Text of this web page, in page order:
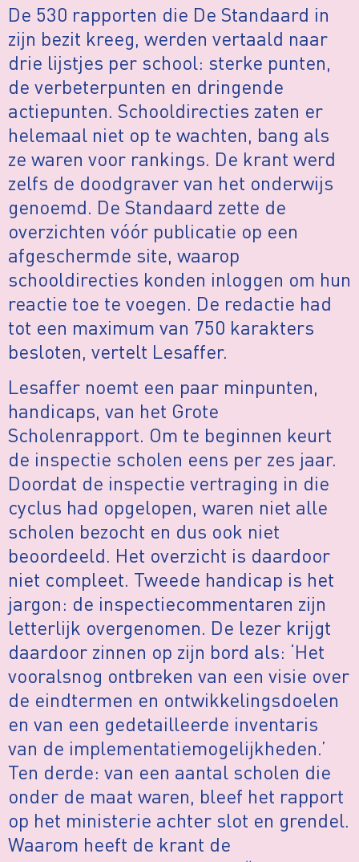
De 530 rapporten die De Standaard in
zijn bezit kreeg, werden vertaald naar
drie lijstjes per school: sterke punten,
de verbeterpunten en dringende
actiepunten. Schooldirecties zaten er
helemaal niet op te wachten, bang als
ze waren voor rankings. De krant werd
zelfs de doodgraver van het onderwijs
genoemd. De Standaard zette de
overzichten vóór publicatie op een
afgeschermde site, waarop
schooldirecties konden inloggen om hun
reactie toe te voegen. De redactie had
tot een maximum van 750 karakters
besloten, vertelt Lesaffer.
Lesaffer noemt een paar minpunten,
handicaps, van het Grote
Scholenrapport. Om te beginnen keurt
de inspectie scholen eens per zes jaar.
Doordat de inspectie vertraging in die
cyclus had opgelopen, waren niet alle
scholen bezocht en dus ook niet
beoordeeld. Het overzicht is daardoor
niet compleet. Tweede handicap is het
jargon: de inspectiecommentaren zijn
letterlijk overgenomen. De lezer krijgt
daardoor zinnen op zijn bord als: ‘Het
vooralsnog ontbreken van een visie over
de eindtermen en ontwikkelingsdoelen
en van een gedetailleerde inventaris
van de implementatiemogelijkheden.’
Ten derde: van een aantal scholen die
onder de maat waren, bleef het rapport
op het ministerie achter slot en grendel.
Waarom heeft de krant de